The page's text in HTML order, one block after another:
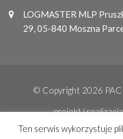
LOGMASTER MLP
29, 05-840 Moszna
© Copyright 2026
projekt i
Ten serwis wykorzystuje